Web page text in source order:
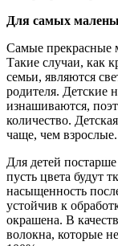
Для самых
Самые прекрасные
Такие случаи, как
семьи, являются
родителя. Детские
изнашиваются,
количество.
чаще, чем взрослые.
Для детей
пусть цвета будут
насыщенность
устойчив к
окрашена. В
волокна, которые